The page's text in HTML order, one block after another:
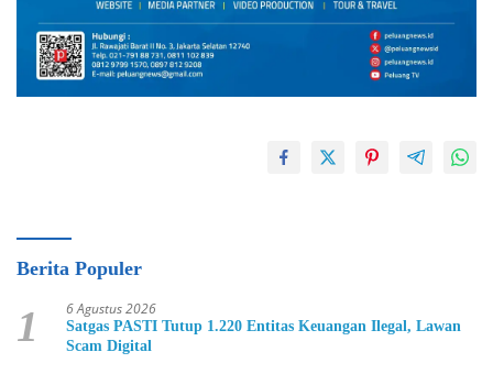
Berita Populer
1 6 Agustus 2026
Satgas PASTI Tutup 1.220 Entitas Keuangan Ilegal, Lawan
Scam Digital